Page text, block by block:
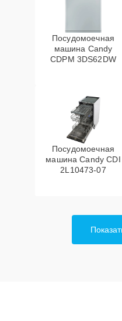
Посудомоечная
машина Candy
CDPM 3DS62DW
Посудомоечная
машина Candy CDI
2L10473-07